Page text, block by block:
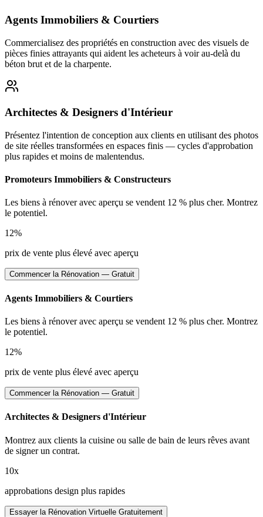
Agents Immobiliers & Courtiers
Commercialisez des propriétés en construction avec des visuels de
pièces finies attrayants qui aident les acheteurs à voir au-delà du
béton brut et de la charpente.
Architectes & Designers d'Intérieur
Présentez l'intention de conception aux clients en utilisant des photos
de site réelles transformées en espaces finis — cycles d'approbation
plus rapides et moins de malentendus.
Promoteurs Immobiliers & Constructeurs
Les biens à rénover avec aperçu se vendent 12 % plus cher. Montrez
le potentiel.
12%
prix de vente plus élevé avec aperçu
Commencer la Rénovation — Gratuit
Agents Immobiliers & Courtiers
Les biens à rénover avec aperçu se vendent 12 % plus cher. Montrez
le potentiel.
12%
prix de vente plus élevé avec aperçu
Commencer la Rénovation — Gratuit
Architectes & Designers d'Intérieur
Montrez aux clients la cuisine ou salle de bain de leurs rêves avant
de signer un contrat.
10x
approbations design plus rapides
Essayer la Rénovation Virtuelle Gratuitement